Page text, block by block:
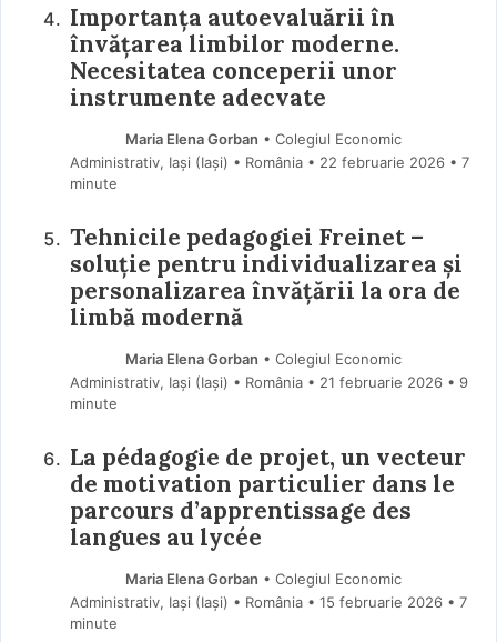
Importanța autoevaluării în
învățarea limbilor moderne.
Necesitatea conceperii unor
instrumente adecvate
Maria Elena Gorban • Colegiul Economic
Administrativ, Iași (Iaşi) • România
22 februarie 2026 • 7
minute
Tehnicile pedagogiei Freinet –
soluție pentru individualizarea și
personalizarea învățării la ora de
limbă modernă
Maria Elena Gorban • Colegiul Economic
Administrativ, Iași (Iaşi) • România
21 februarie 2026 • 9
minute
La pédagogie de projet, un vecteur
de motivation particulier dans le
parcours d’apprentissage des
langues au lycée
Maria Elena Gorban • Colegiul Economic
Administrativ, Iași (Iaşi) • România
15 februarie 2026 • 7
minute